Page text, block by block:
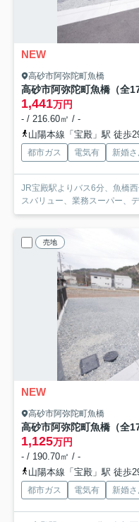
NEW
高砂市阿弥陀町魚橋
高砂市阿弥陀町魚橋（全
1,441万円
- / 216.60㎡ / -
山陽本線「宝殿」駅 徒歩
都市ガス 電気有 新婚
JR宝殿駅よりバス6分、魚橋
スバリュー、業務スーパー、
売地
NEW
高砂市阿弥陀町魚橋
高砂市阿弥陀町魚橋（全
1,125万円
- / 190.70㎡ / -
山陽本線「宝殿」駅 徒歩
都市ガス 電気有 新婚